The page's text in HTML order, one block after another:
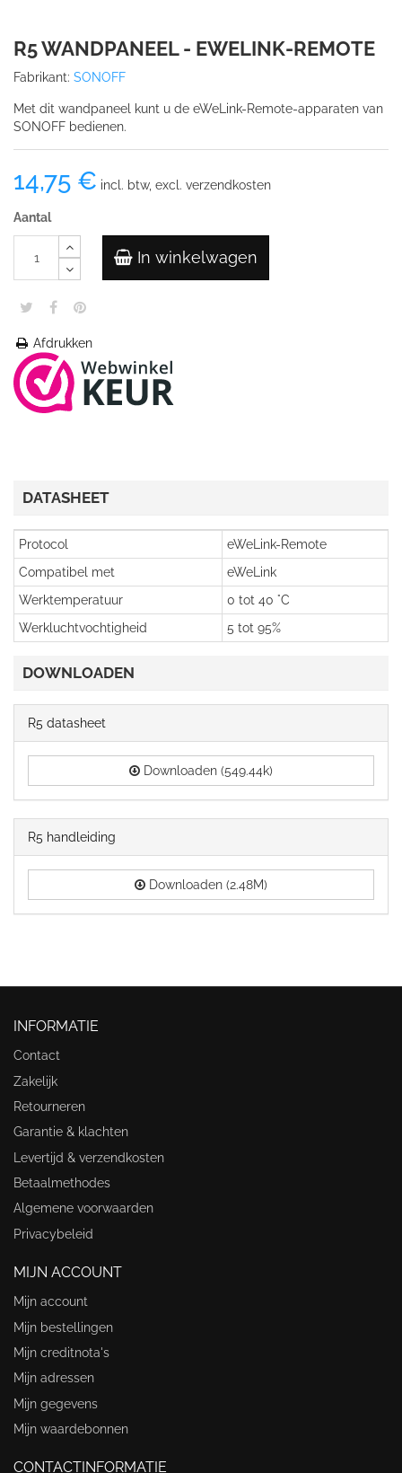
R5 WANDPANEEL - EWELINK-REMOTE
Fabrikant: SONOFF
Met dit wandpaneel kunt u de eWeLink-Remote-apparaten van
SONOFF bedienen.
14,75 € incl. btw, excl. verzendkosten
Aantal
In winkelwagen
Afdrukken
DATASHEET
Protocol
eWeLink-Remote
Compatibel met
eWeLink
Werktemperatuur
0 tot 40 °C
Werkluchtvochtigheid
5 tot 95%
DOWNLOADEN
R5 datasheet
Downloaden (549.44k)
R5 handleiding
Downloaden (2.48M)
INFORMATIE
Contact
Zakelijk
Retourneren
Garantie & klachten
Levertijd & verzendkosten
Betaalmethodes
Algemene voorwaarden
Privacybeleid
MIJN ACCOUNT
Mijn account
Mijn bestellingen
Mijn creditnota's
Mijn adressen
Mijn gegevens
Mijn waardebonnen
CONTACTINFORMATIE